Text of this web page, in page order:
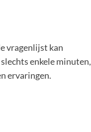
vragenlijst kan
enkele minuten,
ervaringen.